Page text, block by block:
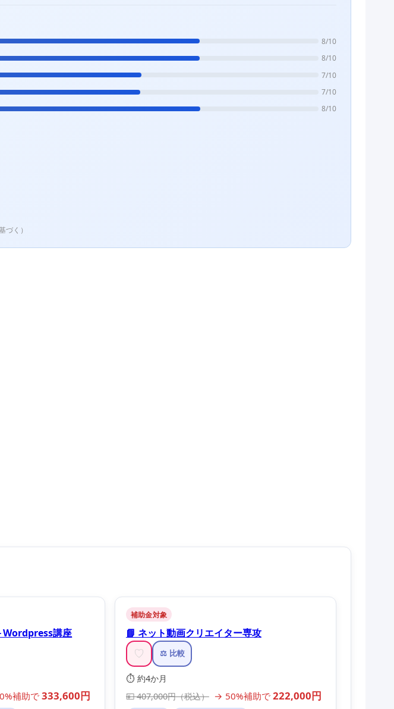
8/10
8/10
7/10
7/10
8/10
く）
Wordpress講座
補助で333,600円
補助金対象
📘 ネット動画クリエイター専攻
♡ ⚖️ 比較
⏱️ 約4か月
💴 407,000円（税込） → 50%補助で 222,000円